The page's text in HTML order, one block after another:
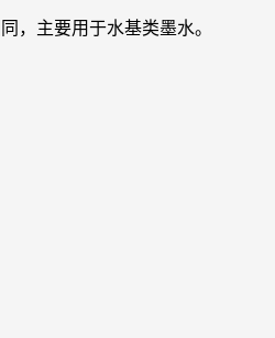
，主要用于水基类墨水。